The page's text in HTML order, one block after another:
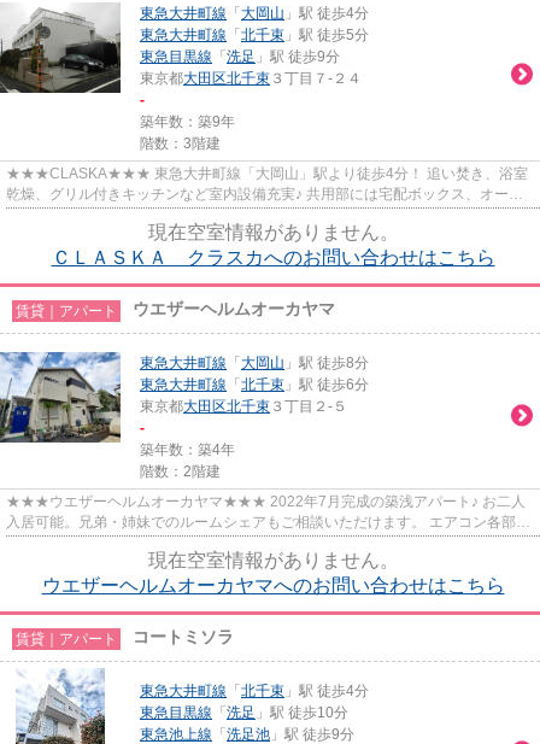
東急大井町線 「 大岡山 」駅 徒歩4分
東急大井町線 「 北千束 」駅 徒歩5分
東急目黒線 「 洗足 」駅 徒歩9分
東京都大田区北千束 ３丁目７-２４
-
築年数：築9年
階数：3階建
★★★CLASKA★★★ 東急大井町線「大岡山」駅より徒歩4分！ 追い焚き、浴室
乾燥、グリル付きキッチンなど室内設備充実♪ 共用部には宅配ボックス、オート
現在空室情報がありません。
ＣＬＡＳＫＡ クラスカへのお問い合わせはこちら
賃貸｜アパート ウエザーヘルムオーカヤマ
東急大井町線 「 大岡山 」駅 徒歩8分
東急大井町線 「 北千束 」駅 徒歩6分
東京都大田区北千束 ３丁目２-５
-
築年数：築4年
階数：2階建
★★★ウエザーヘルムオーカヤマ★★★ 2022年7月完成の築浅アパート♪ お二人
入居可能。兄弟・姉妹でのルームシェアもご相談いただけます。 エアコン各部屋
現在空室情報がありません。
ウエザーヘルムオーカヤマへのお問い合わせはこちら
賃貸｜アパート コートミソラ
東急大井町線 「 北千束 」駅 徒歩4分
東急目黒線 「 洗足 」駅 徒歩10分
東急池上線 「 洗足池 」駅 徒歩9分